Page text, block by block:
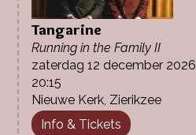
Tangarine
Running in the Family II
zaterdag 12 december 2026
20:15
Nieuwe Kerk, Zierikzee
Info & Tickets